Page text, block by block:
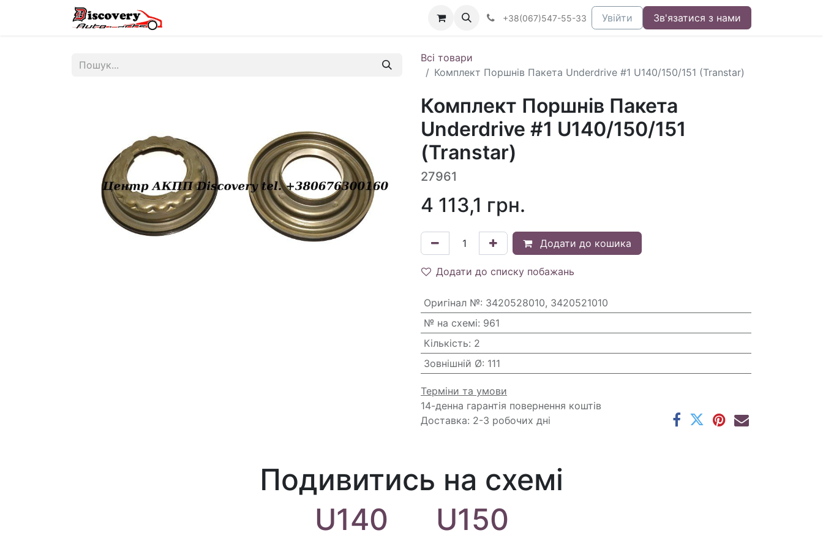
+38(067)547-55-33 Увійти Зв'язатися з нами
Всі товари
Комплект Поршнів Пакета Underdrive #1 U140/150/151 (Transtar)
Комплект Поршнів Пакета
Underdrive #1 U140/150/151
(Transtar)
27961
4 113,1 грн.
Додати до кошика
Додати до списку побажань
Оригінал №: 3420528010, 3420521010
№ на схемі: 961
Кількість: 2
Зовнішній Ø: 111
Терміни та умови
14-денна гарантія повернення коштів
Доставка: 2-3 робочих дні
Подивитись на схемі
U140
U150